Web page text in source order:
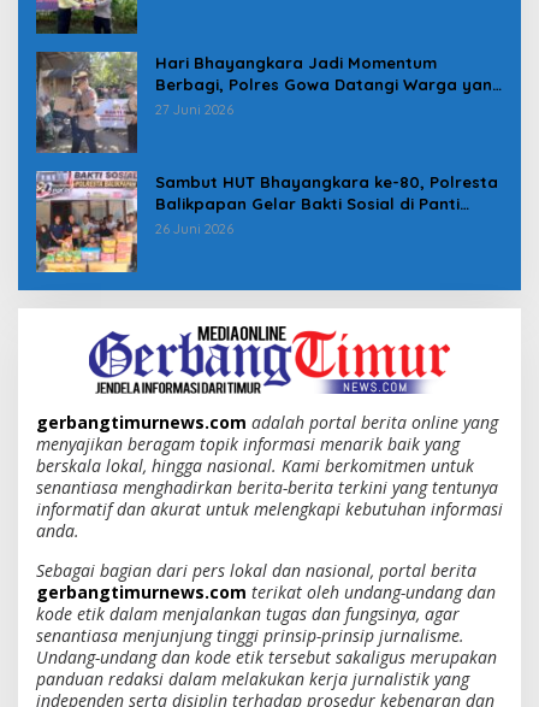
Hari Bhayangkara Jadi Momentum
Berbagi, Polres Gowa Datangi Warga yang
Membutuhkan
27 Juni 2026
Sambut HUT Bhayangkara ke-80, Polresta
Balikpapan Gelar Bakti Sosial di Panti
Asuhan Jabal Rahmah
26 Juni 2026
gerbangtimurnews.com adalah portal berita online yang
menyajikan beragam topik informasi menarik baik yang
berskala lokal, hingga nasional. Kami berkomitmen untuk
senantiasa menghadirkan berita-berita terkini yang tentunya
informatif dan akurat untuk melengkapi kebutuhan informasi
anda.
Sebagai bagian dari pers lokal dan nasional, portal berita
gerbangtimurnews.com terikat oleh undang-undang dan
kode etik dalam menjalankan tugas dan fungsinya, agar
senantiasa menjunjung tinggi prinsip-prinsip jurnalisme.
Undang-undang dan kode etik tersebut sakaligus merupakan
panduan redaksi dalam melakukan kerja jurnalistik yang
independen serta disiplin terhadap prosedur kebenaran dan